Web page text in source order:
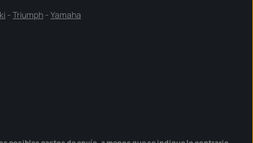
- Triumph - Yamaha